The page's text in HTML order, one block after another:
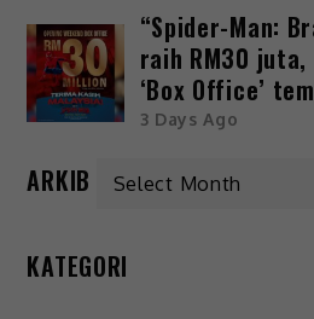
“Spider-Man:
raih RM30
‘Box Office’
3 Days Ago
ARKIB
KATEGORI